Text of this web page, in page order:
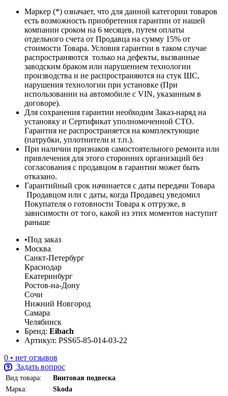
Маркер (*) означает, что для данной категории товаров
есть возможность приобретения гарантии от нашей
компании сроком на 6 месяцев, путем оплаты
отдельного счета от Продавца на сумму 15% от
стоимости Товара. Условия гарантии в таком случае
распространяются только на дефекты, вызванные
заводским браком или нарушением технологии
производства и не распространяются на стук ШС,
нарушения технологии при установке (При
использовании на автомобиле с VIN, указанным в
договоре).
Для сохранения гарантии необходим Заказ-наряд на
установку и Сертификат уполномоченной СТО.
Гарантия не распространяется на комплектующие
(патрубки, уплотнители и т.п.).
При наличии признаков самостоятельного ремонта или
привлечения для этого сторонних организаций без
согласования с продавцом в гарантии может быть
отказано.
Гарантийный срок начинается с даты передачи Товара
Продавцом или с даты, когда Продавец уведомил
Покупателя о готовности Товара к отгрузке, в
зависимости от того, какой из этих моментов наступит
раньше
•Под заказ
Москва
Санкт-Петербург
Краснодар
Екатеринбург
Ростов-на-Дону
Сочи
Нижний Новгород
Самара
Челябинск
Бренд: Eibach
Артикул: PSS65-85-014-03-22
0 • нет отзывов
Задать вопрос
Вид товара:
Винтовая подвеска
Марка:
Skoda